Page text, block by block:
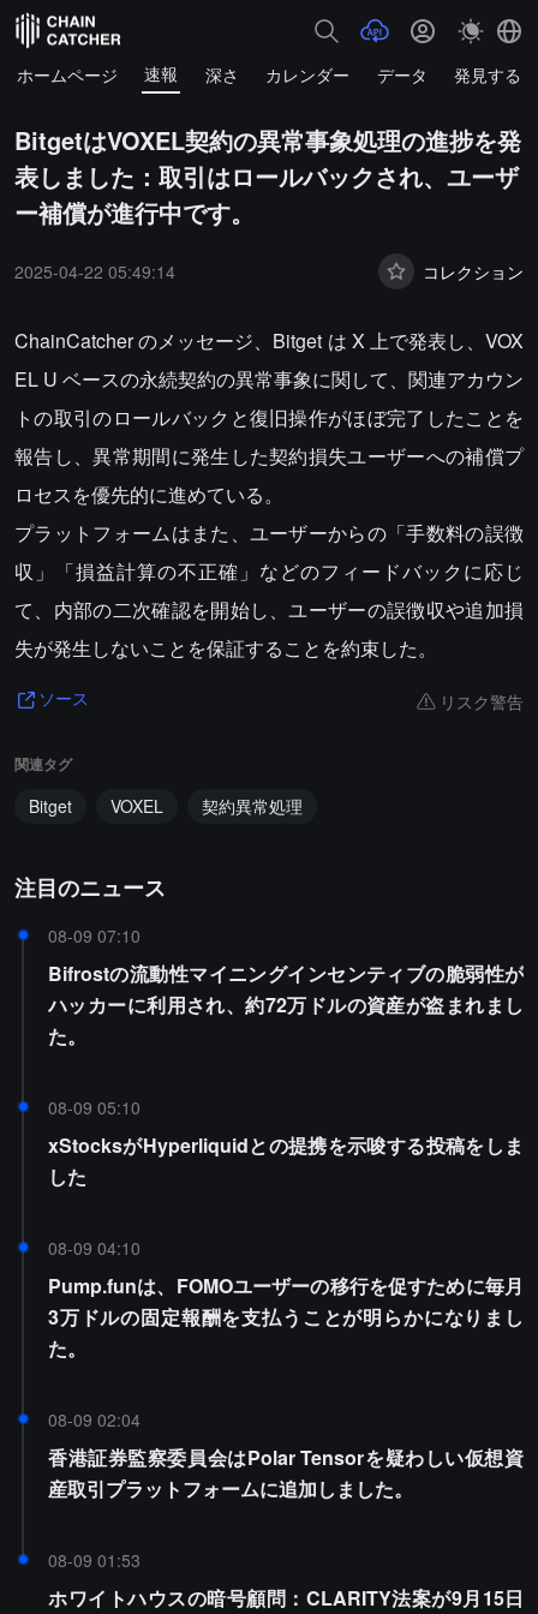
ホームページ 速報 深さ カレンダー データ 発見する
BitgetはVOXEL契約の異常事象処理の進捗を発
表しました：取引はロールバックされ、ユーザ
ー補償が進行中です。
2025-04-22 05:49:14 コレクション
ChainCatcher のメッセージ、Bitget は X 上で発表し、VOX
EL U ベースの永続契約の異常事象に関して、関連アカウン
トの取引のロールバックと復旧操作がほぼ完了したことを
報告し、異常期間に発生した契約損失ユーザーへの補償プ
ロセスを優先的に進めている。
プラットフォームはまた、ユーザーからの「手数料の誤徴
収」「損益計算の不正確」などのフィードバックに応じ
て、内部の二次確認を開始し、ユーザーの誤徴収や追加損
失が発生しないことを保証することを約束した。
ソース リスク警告
関連タグ
Bitget VOXEL 契約異常処理
注目のニュース
08-09 07:10
Bifrostの流動性マイニングインセンティブの脆弱性が
ハッカーに利用され、約72万ドルの資産が盗まれまし
た。
08-09 05:10
xStocksがHyperliquidとの提携を示唆する投稿をしま
した
08-09 04:10
Pump.funは、FOMOユーザーの移行を促すために毎月
3万ドルの固定報酬を支払うことが明らかになりまし
た。
08-09 02:04
香港証券監察委員会はPolar Tensorを疑わしい仮想資
産取引プラットフォームに追加しました。
08-09 01:53
ホワイトハウスの暗号顧問：CLARITY法案が9月15日